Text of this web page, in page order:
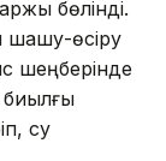
бөлінді.
өсіру
шеңберінде
биылғы
су